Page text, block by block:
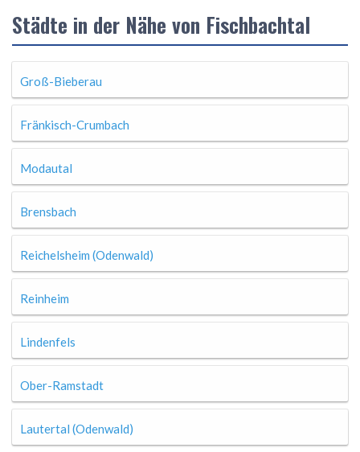
Städte in der Nähe von Fischbachtal
Groß-Bieberau
Fränkisch-Crumbach
Modautal
Brensbach
Reichelsheim (Odenwald)
Reinheim
Lindenfels
Ober-Ramstadt
Lautertal (Odenwald)